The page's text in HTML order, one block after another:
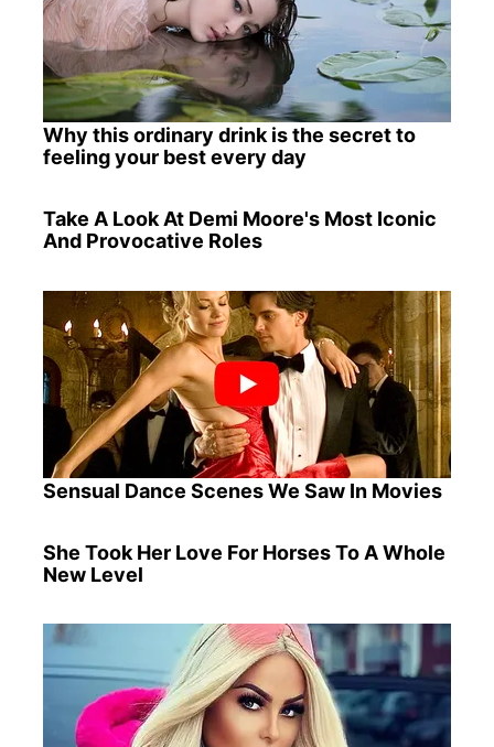
Why this ordinary drink is the secret to
feeling your best every day
Take A Look At Demi Moore's Most Iconic
And Provocative Roles
Sensual Dance Scenes We Saw In Movies
She Took Her Love For Horses To A Whole
New Level